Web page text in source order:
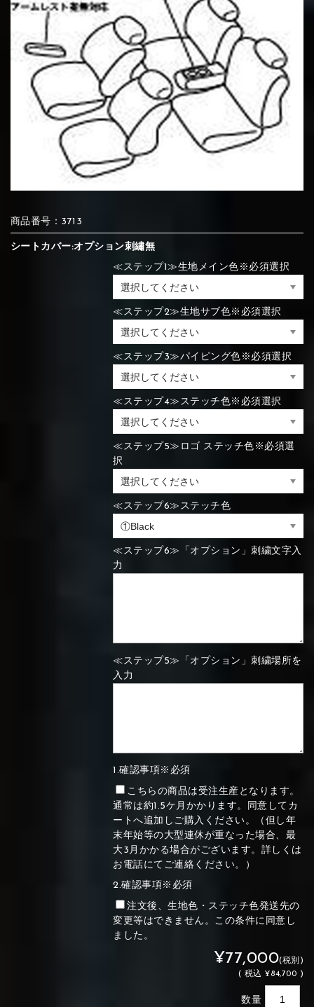
⑦Blue ⑧Orange ⑨Pink
⑩White
⑭Caramel ⑮Wine red
④Brown ⑤Dark Brown
⑦Blue ⑧Orange ⑨Pink
⑩White
⑭Caramel ⑮Wine red
⑤Dark Brown ⑥Yellow
⑦Blue ⑧Orange ⑨Pink
⑪Black
⑭Caramel ⑮Wine red
①Black ②Gray ③Light gray
④Beige ⑤Ivory ⑥Red
⑪Blue ⑫Aqua blue
⑭Pink ⑮Rose pink
⑰Silver
①Black ②Gray ③Light gray
④Beige ⑤Ivory ⑥Red
⑦Wine-red
⑪Blue ⑫Aqua blue
⑭Pink ⑮Rose pink
⑰Silver ⑱Green
商品番号：3713
シートカバー:オプション刺繡無
≪ステップ1≫生地メイン色※必須選択
≪ステップ2≫生地サブ色※必須選択
≪ステップ3≫パイピング色※必須選択
≪ステップ4≫ステッチ色※必須選択
≪ステップ5≫ロゴ ステッチ色※必須選
択
≪ステップ6≫ステッチ色
≪ステップ6≫「オプション」刺繍文字入
力
≪ステップ5≫「オプション」刺繍場所を
入力
1.確認事項※必須
こちらの商品は受注生産となります。
通常は約1.5ケ月かかります。同意してカ
ートへ追加しご購入ください。（但し年
末年始等の大型連休が重なった場合、最
大3月かかる場合がございます。詳しくは
お電話にてご連絡ください。）
2.確認事項※必須
注文後、生地色・ステッチ色発送先の
変更等はできません。この条件に同意し
ました。
¥77,000(税別)
( 税込 ¥84,700 )
数量